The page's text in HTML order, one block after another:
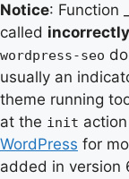
Notice: Function
called incorrectly
wordpress-seo
usually an
theme running
at the init
WordPress for
added in version